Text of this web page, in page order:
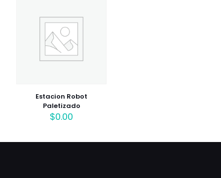
Estacion Robot
Paletizado
$0.00